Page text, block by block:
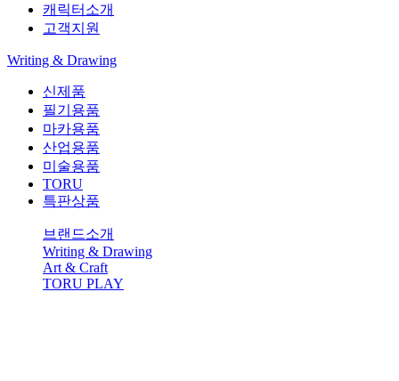
캐릭터소개
고객지원
Writing & Drawing
신제품
필기용품
마카용품
산업용품
미술용품
TORU
특판상품
브랜드소개
Writing & Drawing
Art & Craft
TORU PLAY